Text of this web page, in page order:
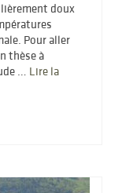
doux
Pour aller
thèse à
… Lire la